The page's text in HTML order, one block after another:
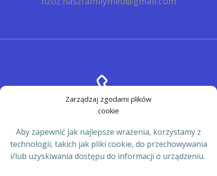
Zarządzaj zgodami plików
cookie
Aby zapewnić jak najlepsze wrażenia, korzystamy z
technologii, takich jak pliki cookie, do przechowywania
i/lub uzyskiwania dostępu do informacji o urządzeniu.
56 678 66 33